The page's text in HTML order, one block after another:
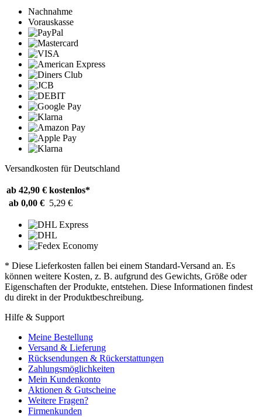
Nachnahme
Vorauskasse
Versandkosten für Deutschland
ab 42,90 € kostenlos*
ab 0,00 € 5,29 €
* Diese Lieferkosten fallen bei einem Standard-Versand an. Es
können weitere Kosten, z. B. aufgrund des Gewichts, Größe oder
Eigenschaften der Produkte, entstehen. Diese Informationen findest
du direkt in der Produktbeschreibung.
Hilfe & Support
Meine Bestellung
Versand & Lieferung
Rücksendungen & Rückerstattungen
Zahlungsmöglichkeiten
Mein Kundenkonto
Aktionen & Gutscheine
Weitere Fragen?
Firmenkunden